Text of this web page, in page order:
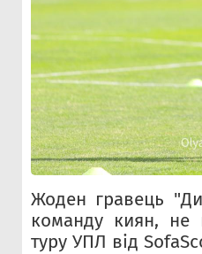
Жоден гравець
команду киян, не
туру УПЛ від